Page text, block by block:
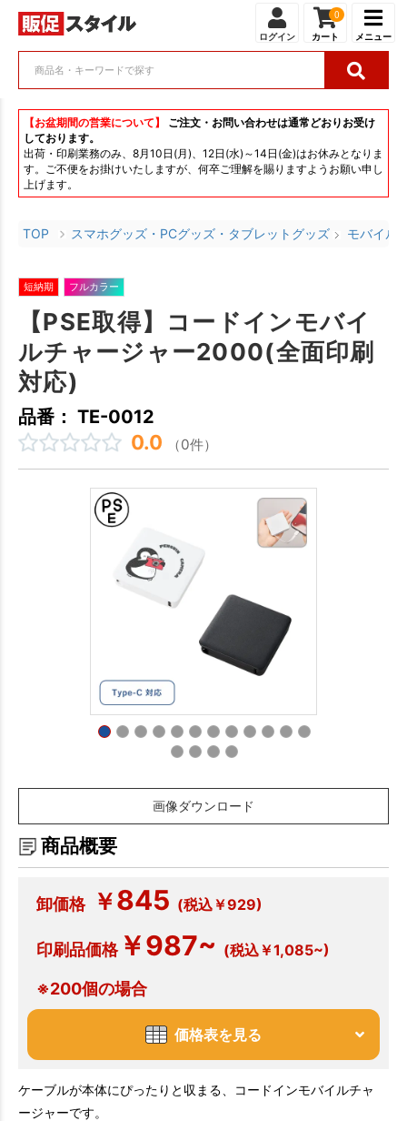
ログイン
0
カート メニュー
【お盆期間の営業について】
ご注文・お問い合わせは通常どおりお受け
しております。
出荷・印刷業務のみ、8月10日(月)、12日(水)～14日(金)はお休みとなりま
す。ご不便をお掛けいたしますが、何卒ご理解を賜りますようお願い申し
上げます。
TOP スマホグッズ・PCグッズ・タブレットグッズ モバイル
短納期 フルカラー
【PSE取得】コードインモバイ
ルチャージャー2000(全面印刷
対応)
品番： TE-0012
0.0 （0件）
画像ダウンロード
商品概要
卸価格 ￥845 (税込￥929)
印刷品価格￥987~ (税込￥1,085~)
※200個の場合
価格表を見る
ケーブルが本体にぴったりと収まる、コードインモバイルチャ
ージャーです。